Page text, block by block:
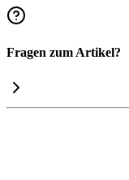
Fragen zum Artikel?